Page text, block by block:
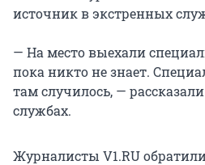
источник в экстренных
— На место выехали
пока никто не знает.
там случилось, —
службах.
Журналисты V1.RU